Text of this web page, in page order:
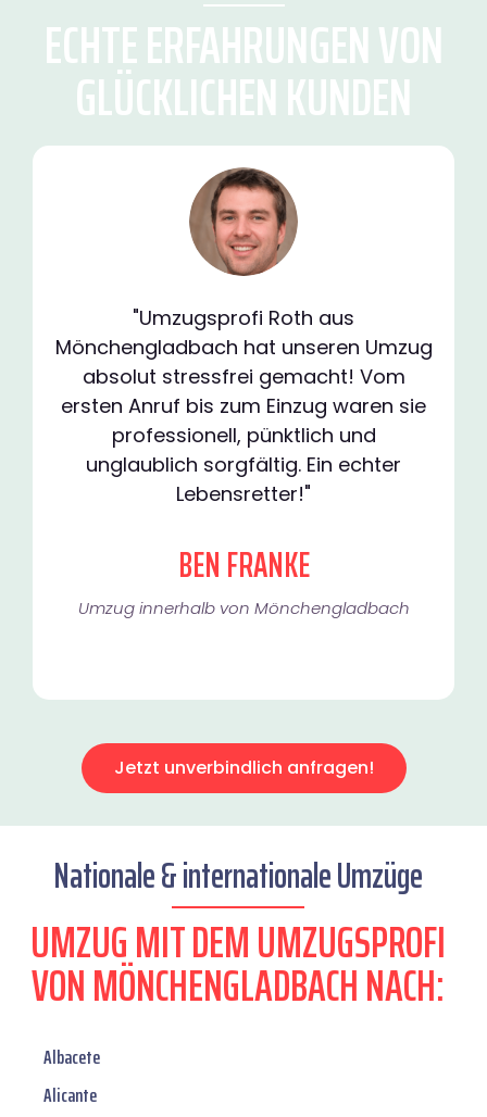
ECHTE ERFAHRUNGEN VON
GLÜCKLICHEN KUNDEN
"Umzugsprofi Roth aus
Mönchengladbach hat unseren Umzug
absolut stressfrei gemacht! Vom
ersten Anruf bis zum Einzug waren sie
professionell, pünktlich und
unglaublich sorgfältig. Ein echter
Lebensretter!"
BEN FRANKE
Umzug innerhalb von Mönchengladbach​
Jetzt unverbindlich anfragen!
Nationale & internationale Umzüge
UMZUG MIT DEM UMZUGSPROFI
VON MÖNCHENGLADBACH NACH:
Albacete
Alicante